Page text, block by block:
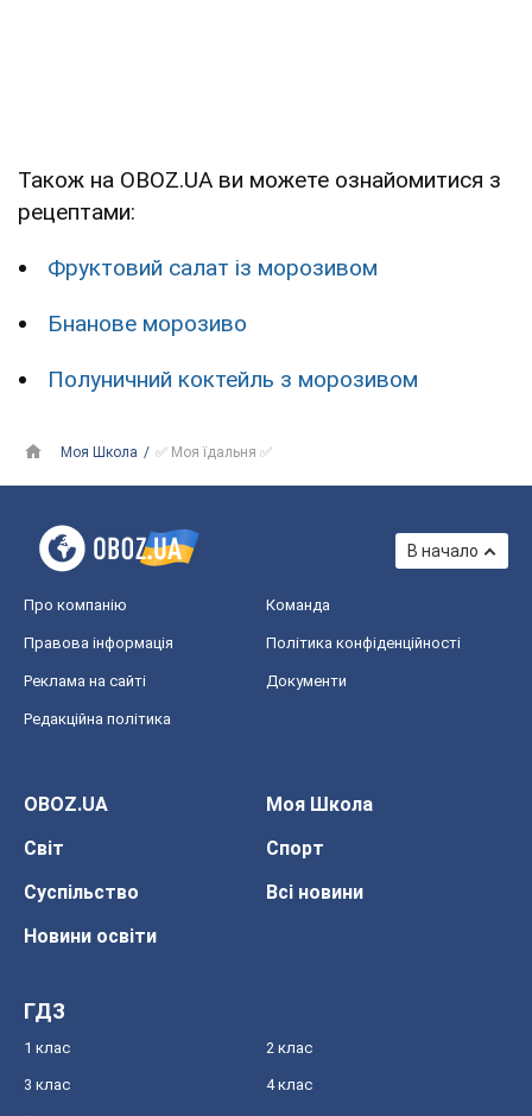
Також на OBOZ.UA ви можете ознайомитися з
рецептами:
Фруктовий салат із морозивом
Бнанове морозиво
Полуничний коктейль з морозивом
Моя Школа ✅ Моя їдальня ✅
В начало
Про компанію Команда
Правова інформація Політика конфіденційності
Реклама на сайті Документи
Редакційна політика
OBOZ.UA
Моя Школа
Світ
Спорт
Суспільство
Всі новини
Новини освіти
ГДЗ
1 клас 2 клас
3 клас 4 клас